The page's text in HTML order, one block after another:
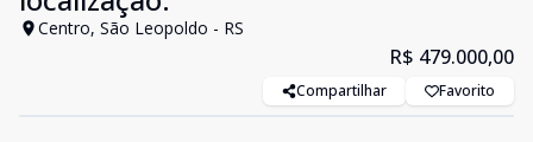
Centro, São Leopoldo - RS
R$ 479.000,00
Compartilhar Favorito